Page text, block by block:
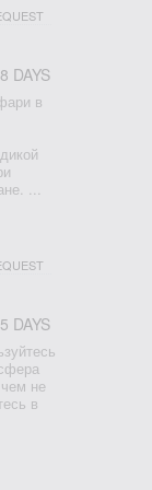
8 DAYS
в
...
5 DAYS
не
в